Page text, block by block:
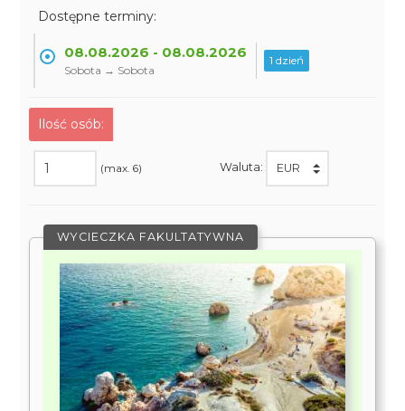
Dostępne terminy:
08.08.2026 - 08.08.2026
Sobota → Sobota
1 dzień
Ilość osób:
(max. 6) Waluta:
WYCIECZKA FAKULTATYWNA